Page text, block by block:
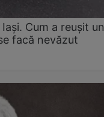
Cum a reușit un
facă nevăzut